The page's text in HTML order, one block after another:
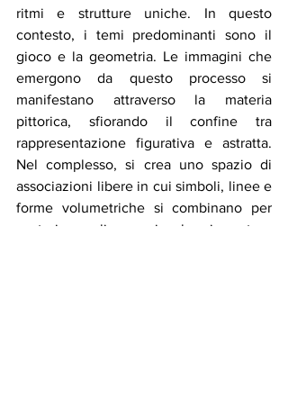
ritmi e strutture uniche. In questo
contesto, i temi predominanti sono il
gioco e la geometria. Le immagini che
emergono da questo processo si
manifestano attraverso la materia
pittorica, sfiorando il confine tra
rappresentazione figurativa e astratta.
Nel complesso, si crea uno spazio di
associazioni libere in cui simboli, linee e
forme volumetriche si combinano per
costruire un linguaggio che si presta a